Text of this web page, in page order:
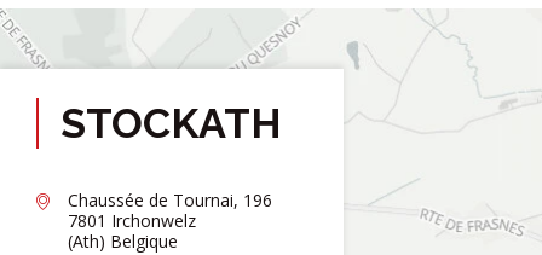
STOCKATH
Chaussée de Tournai, 196
7801 Irchonwelz
(Ath) Belgique